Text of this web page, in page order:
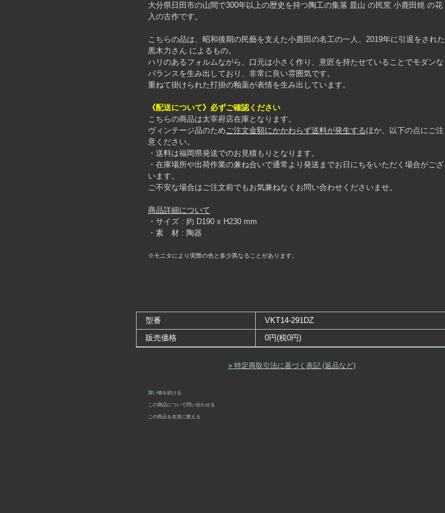
大分県日田市の山間で300年以上の歴史を持つ陶工の集落 皿山 の民窯 小鹿田焼 の花
入の古作です。
こちらの品は、昭和後期の民藝を支えた小鹿田の名工の一人、2019年に引退をされた
黒木力さん によるもの。
ハリのあるフォルムながら、口元は小さく作り、意匠を持たせていることでモダンな
バランスを生み出しており、非常に良い雰囲気です。
重ねて掛けられた打掛の釉薬が表情を生み出しています。
《配送について》必ずご確認ください
こちらの商品は太宰府店在庫となります。
ヴィンテージ品のためご注文金額にかかわらず送料が発生するほか、以下の点にご注
意ください。
・送料は福岡県発送でのお見積もりとなります。
・在庫場所や出荷作業の兼ね合いで通常より発送までお日にちをいただく場合がござ
います。
ご不安な場合はご注文前でもお気兼ねなくお問い合わせくださいませ。
商品詳細について
・サイズ : 約 D190 x H230 mm
・素 材 : 陶器
※モニタにより実際の色と多少異なることがあります。
型番
VKT14-291DZ
販売価格
0円(税0円)
» 特定商取引法に基づく表記 (返品など)
買い物を続ける
この商品について問い合わせる
この商品を友達に教える